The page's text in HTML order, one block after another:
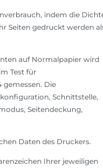
indem die
Seiten gedruckt werden
auf Normalpapier wird
Test für
gemessen. Die
Schnittstelle,
Seitendeckung,
Daten des Druckers.
Ihrer jeweiligen